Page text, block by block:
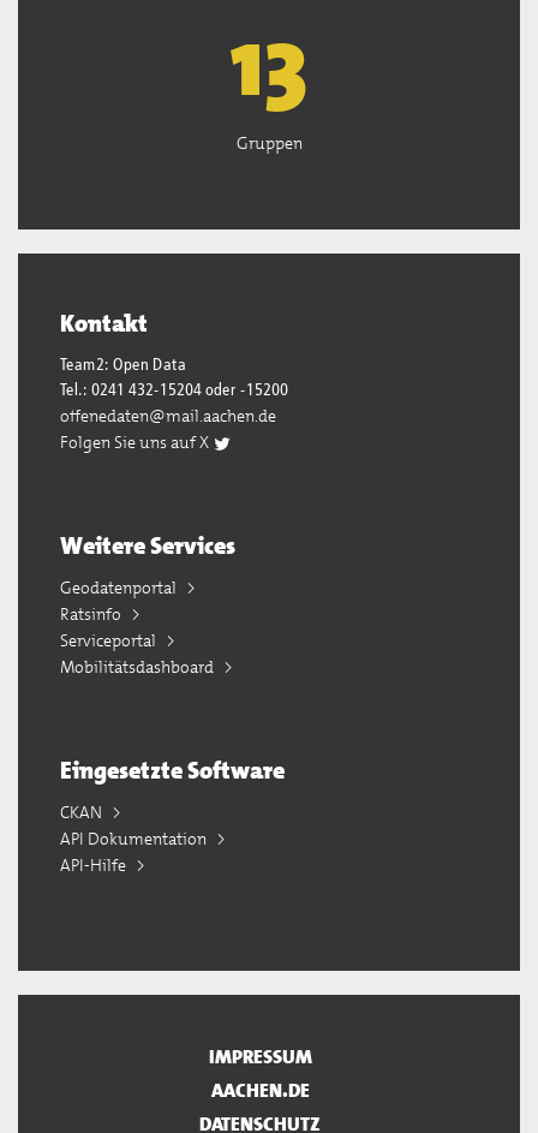
13
Gruppen
Kontakt
Team2: Open Data
Tel.: 0241 432-15204 oder -15200
offenedaten@mail.aachen.de
Folgen Sie uns auf X
Weitere Services
Geodatenportal
Ratsinfo
Serviceportal
Mobilitätsdashboard
Eingesetzte Software
CKAN
API Dokumentation
API-Hilfe
IMPRESSUM
AACHEN.DE
DATENSCHUTZ